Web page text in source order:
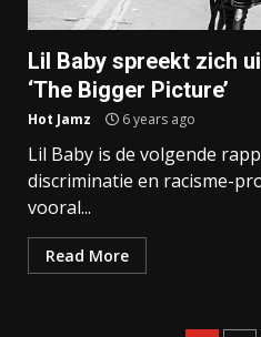
Lil Baby spreekt zich
‘The Bigger Picture’
Hot Jamz 6 years ago
Lil Baby is de volgende
discriminatie en racisme-
vooral...
Read More